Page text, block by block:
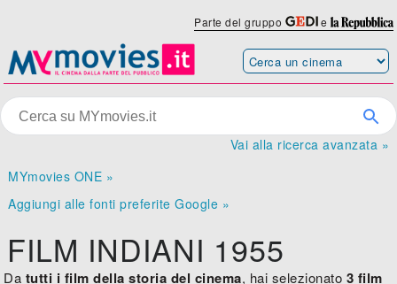
Parte del gruppo e
Vai alla ricerca avanzata »
MYmovies ONE »
Aggiungi alle fonti preferite Google »
FILM INDIANI 1955
Da tutti i film della storia del cinema, hai selezionato 3 film